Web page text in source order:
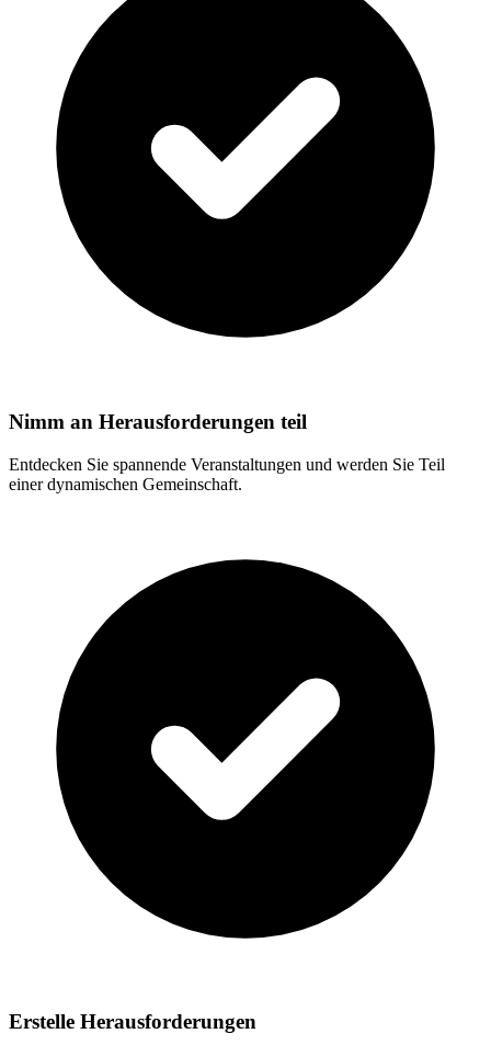
Nimm an Herausforderungen teil
Entdecken Sie spannende Veranstaltungen und werden Sie Teil
einer dynamischen Gemeinschaft.
Erstelle Herausforderungen